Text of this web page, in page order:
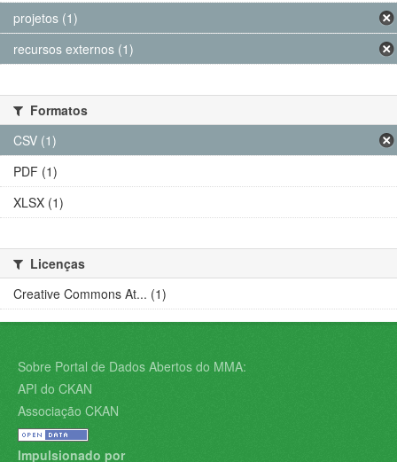
projetos (1)
recursos externos (1)
Formatos
CSV (1)
PDF (1)
XLSX (1)
Licenças
Creative Commons At... (1)
Sobre Portal de Dados Abertos do MMA:
API do CKAN
Associação CKAN
Impulsionado por